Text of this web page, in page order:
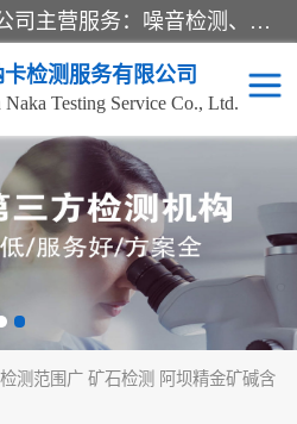
四川纳卡检测服务有限公司主营服务：噪音检测、灯光检测、防护网检测、磁性检测、无损检测、燃烧等级检测；本着严谨、规范的态度严格执行国家现行标准、规范及规程，奉行“科学公正、准确、持续改进、诚信服务”的企业价值和“科学、信誉、服务”的企业宗旨，竭诚为广大客户服务。
卡检测服务有限公司
Naka Testing Service Co., Ltd.
测范围广 矿石检测 阿坝精金矿碱含
灯光检测
磁性检测
燃烧等级检测
产品检测